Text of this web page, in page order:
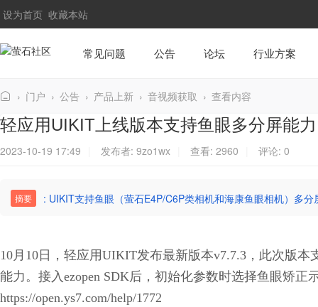
设为首页 收藏本站
常见问题 公告 论坛 行业方案
萤
石
社
› 门户 › 公告 › 产品上新 › 音视频获取 › 查看内容
轻应用UIKIT上线版本支持鱼眼多分屏能力
2023-10-19 17:49 发布者: 9zo1wx 查看: 2960 评论: 0
摘要 : UIKIT支持鱼眼（萤石E4P/C6P类相机和海康鱼眼相机）多分
10月10日，轻应用UIKIT发布最新版本v7.7.3 ，此次版本
能力。接入ezopen SDK后，初始化参数时选择鱼眼矫
https://open.ys7.com/help/1772